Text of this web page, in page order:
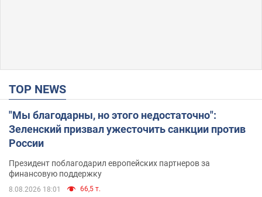
TOP NEWS
"Мы благодарны, но этого недостаточно":
Зеленский призвал ужесточить санкции против
России
Президент поблагодарил европейских партнеров за
финансовую поддержку
8.08.2026 18:01 66,5 т.